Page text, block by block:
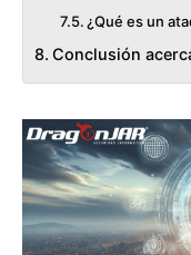
¿Qué es un
Conclusión